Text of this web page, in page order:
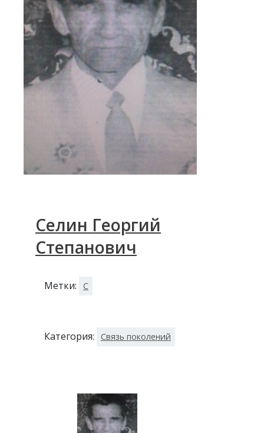
Селин Георгий
Степанович
Метки: С
Категория: Связь поколений